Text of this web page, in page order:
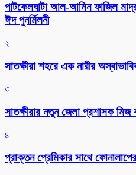
পাটকেলঘাটা আল-আমিন ফাজিল
ঈদ পুনর্মিলনী
২
সাতক্ষীরা শহরে এক নারীর
৩
সাতক্ষীরার নতুন জেলা প্রশাসক
৪
প্রাক্তন প্রেমিকার সাথে